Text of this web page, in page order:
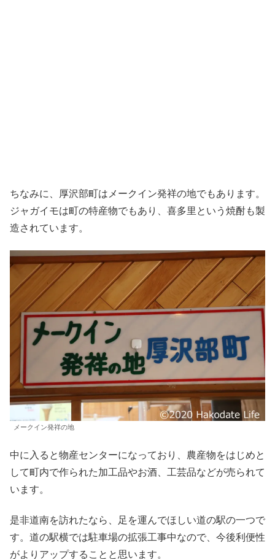
ちなみに、厚沢部町はメークイン発祥の地でもあります。
ジャガイモは町の特産物でもあり、喜多里という焼酎も製
造されています。
メークイン発祥の地
中に入ると物産センターになっており、農産物をはじめと
して町内で作られた加工品やお酒、工芸品などが売られて
います。
是非道南を訪れたなら、足を運んでほしい道の駅の一つで
す。道の駅横では駐車場の拡張工事中なので、今後利便性
がよりアップすることと思います。